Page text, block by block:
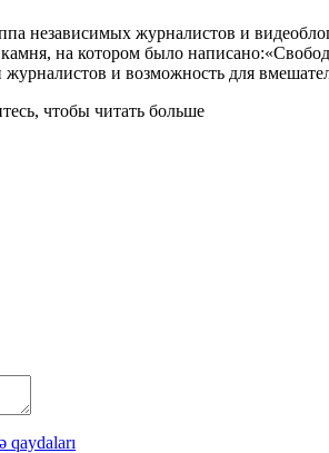
независимых журналистов и
на котором было
журналистов и возможность для
чтобы читать больше
qaydaları